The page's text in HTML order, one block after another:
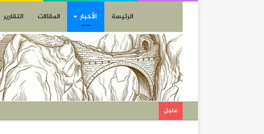
الرئيسة الأخبار المقالات التقارير
عاجل